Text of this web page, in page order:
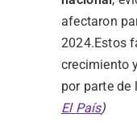
afectaron
2024.Estos
crecimiento
por partede
El País)